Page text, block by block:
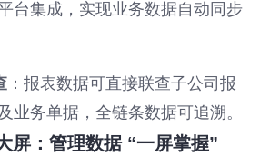
台集成，实现业务数据自动同步
：报表数据可直接联查子公司报
业务单据，全链条数据可追溯。
屏：管理数据 “一屏掌握”